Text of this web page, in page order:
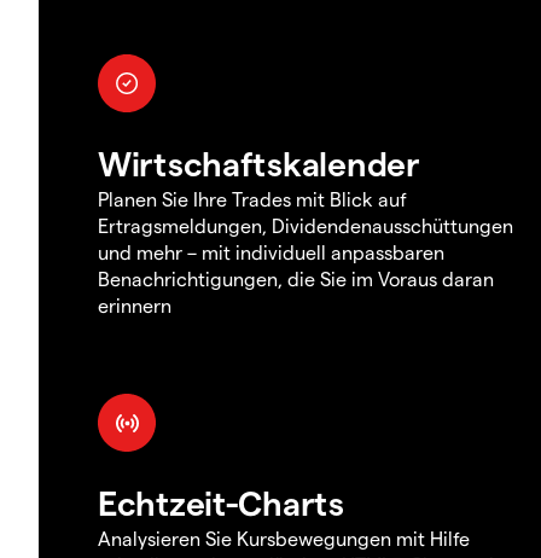
Wirtschaftskalender
Planen Sie Ihre Trades mit Blick auf
Ertragsmeldungen, Dividendenausschüttungen
und mehr – mit individuell anpassbaren
Benachrichtigungen, die Sie im Voraus daran
erinnern
Echtzeit-Charts
Analysieren Sie Kursbewegungen mit Hilfe